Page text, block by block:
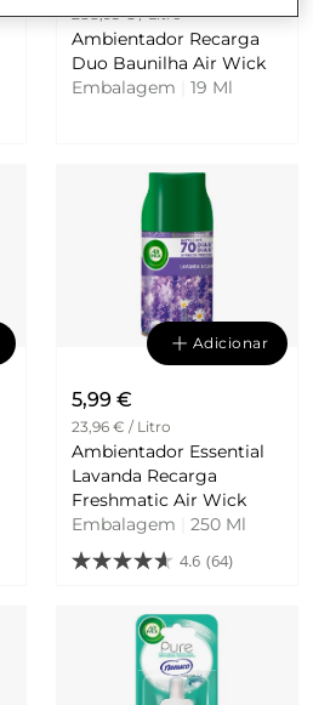
288,95 € / Litro
Ambientador Recarga
Duo Baunilha Air Wick
Embalagem
19 Ml
Adicionar
5,99 €
23,96 € / Litro
Ambientador Essential
Lavanda Recarga
Freshmatic Air Wick
Embalagem
250 Ml
4.6 (64)